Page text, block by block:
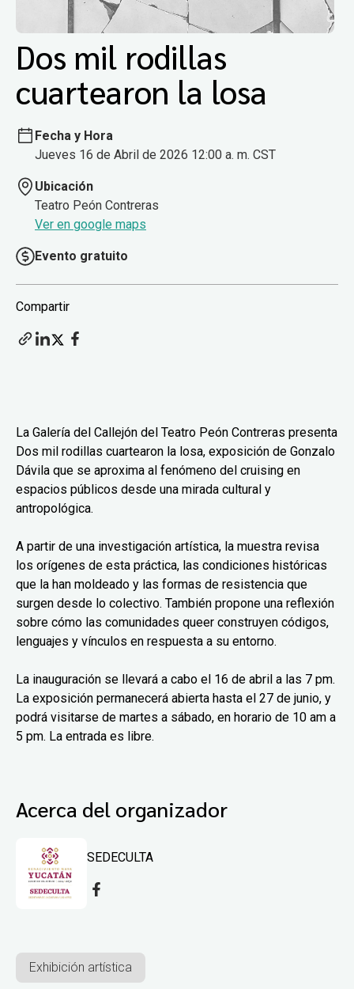
Dos mil rodillas
cuartearon la losa
Fecha y Hora
Jueves 16 de Abril de 2026 12:00 a. m. CST
Ubicación
Teatro Peón Contreras
Ver en google maps
Evento gratuito
Compartir
La Galería del Callejón del Teatro Peón Contreras presenta
Dos mil rodillas cuartearon la losa, exposición de Gonzalo
Dávila que se aproxima al fenómeno del cruising en
espacios públicos desde una mirada cultural y
antropológica.
A partir de una investigación artística, la muestra revisa
los orígenes de esta práctica, las condiciones históricas
que la han moldeado y las formas de resistencia que
surgen desde lo colectivo. También propone una reflexión
sobre cómo las comunidades queer construyen códigos,
lenguajes y vínculos en respuesta a su entorno.
La inauguración se llevará a cabo el 16 de abril a las 7 pm.
La exposición permanecerá abierta hasta el 27 de junio, y
podrá visitarse de martes a sábado, en horario de 10 am a
5 pm. La entrada es libre.
Acerca del organizador
SEDECULTA
Exhibición artística